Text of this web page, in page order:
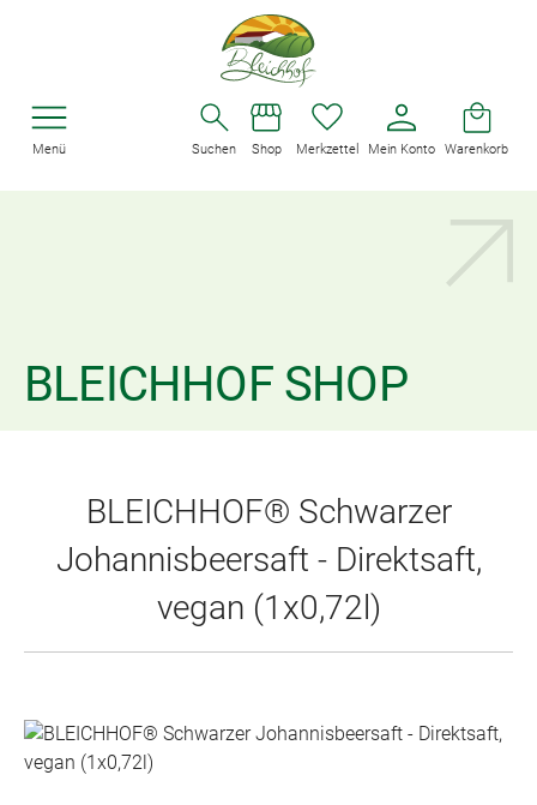
Menü Suchen Shop Merkzettel Mein Konto Warenkorb
BLEICHHOF SHOP
BLEICHHOF® Schwarzer
Johannisbeersaft - Direktsaft,
vegan (1x0,72l)
Bildergalerie überspringen